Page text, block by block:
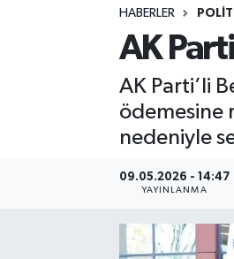
HABERLER
AK
AK Parti’li
ödemesine
nedeniyle
09.05.2026 - 14:47
YAYINLANMA